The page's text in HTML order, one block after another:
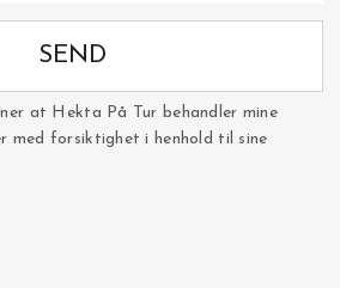
SEND
at Hekta På Tur behandler mine
med forsiktighet i henhold til sine